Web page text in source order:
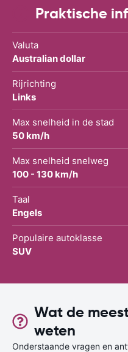
Praktische
Valuta
Australian dollar
Rijrichting
Links
Max snelheid in de stad
50 km/h
Max snelheid snelweg
100 - 130 km/h
Taal
Engels
Populaire autoklasse
SUV
Wat de
weten
Onderstaande vragen en